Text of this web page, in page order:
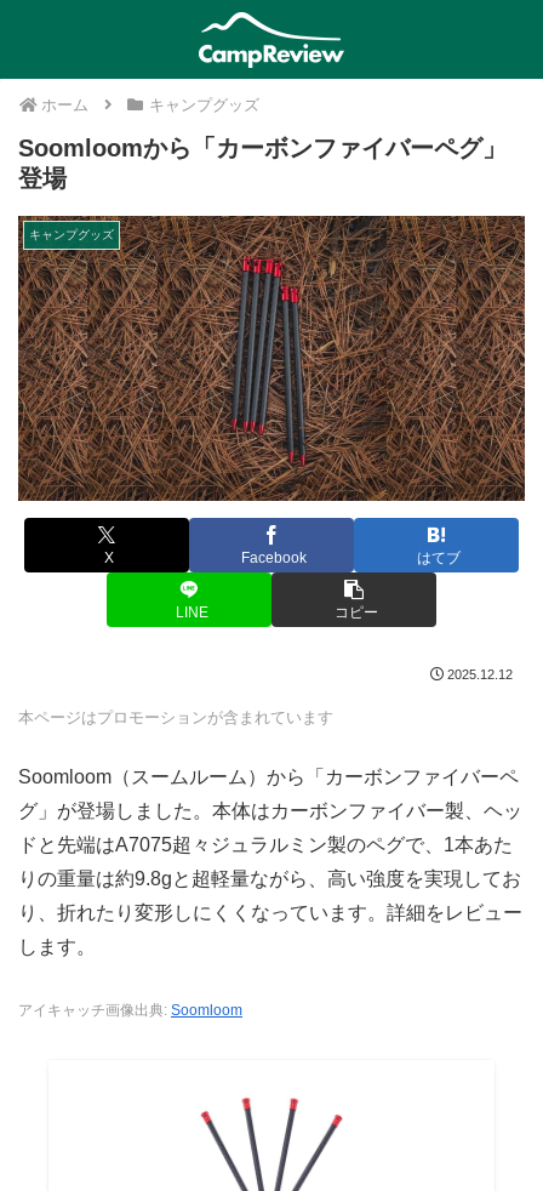
ホーム キャンプグッズ
Soomloomから「カーボンファイバーペグ」
登場
キャンプグッズ
X Facebook はてブ
LINE コピー
2025.12.12
本ページはプロモーションが含まれています
Soomloom（スームルーム）から「カーボンファイバーペ
グ」が登場しました。本体はカーボンファイバー製、ヘッ
ドと先端はA7075超々ジュラルミン製のペグで、1本あた
りの重量は約9.8gと超軽量ながら、高い強度を実現してお
り、折れたり変形しにくくなっています。詳細をレビュー
します。
アイキャッチ画像出典: Soomloom